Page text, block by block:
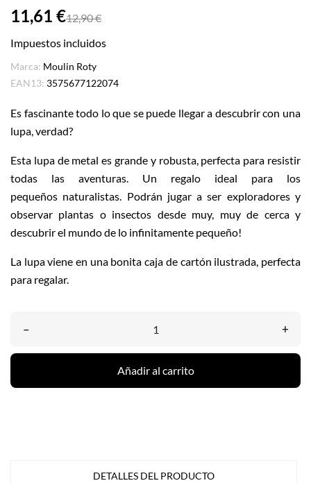
11,61 €12,90 €
Impuestos incluidos
Marca: Moulin Roty
EAN13: 3575677122074
Es fascinante todo lo que se puede llegar a descubrir con una
lupa, verdad?
Esta lupa de metal es grande y robusta, perfecta para resistir
todas las aventuras. Un regalo ideal para los
pequeños naturalistas. Podrán jugar a ser exploradores y
observar plantas o insectos desde muy, muy de cerca y
descubrir el mundo de lo infinitamente pequeño!
La lupa viene en una bonita caja de cartón ilustrada, perfecta
para regalar.
– +
Añadir al carrito
DETALLES DEL PRODUCTO